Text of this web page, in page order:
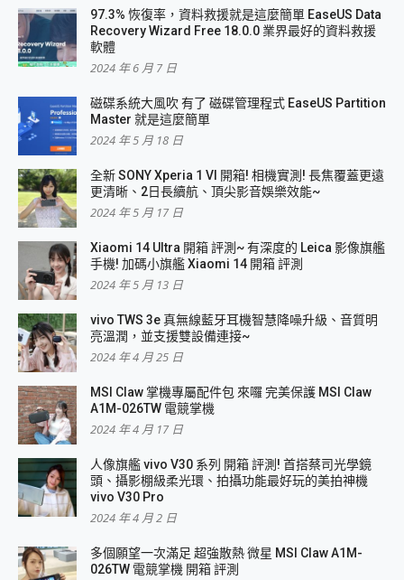
97.3% 恢復率，資料救援就是這麼簡單 EaseUS Data
Recovery Wizard Free 18.0.0 業界最好的資料救援
軟體
2024 年 6 月 7 日
磁碟系統大風吹 有了 磁碟管理程式 EaseUS Partition
Master 就是這麼簡單
2024 年 5 月 18 日
全新 SONY Xperia 1 VI 開箱! 相機實測! 長焦覆蓋更遠
更清晰、2日長續航、頂尖影音娛樂效能~
2024 年 5 月 17 日
Xiaomi 14 Ultra 開箱 評測~ 有深度的 Leica 影像旗艦
手機! 加碼小旗艦 Xiaomi 14 開箱 評測
2024 年 5 月 13 日
vivo TWS 3e 真無線藍牙耳機智慧降噪升級、音質明
亮溫潤，並支援雙設備連接~
2024 年 4 月 25 日
MSI Claw 掌機專屬配件包 來囉 完美保護 MSI Claw
A1M-026TW 電競掌機
2024 年 4 月 17 日
人像旗艦 vivo V30 系列 開箱 評測! 首搭蔡司光學鏡
頭、攝影棚級柔光環、拍攝功能最好玩的美拍神機
vivo V30 Pro
2024 年 4 月 2 日
多個願望一次滿足 超強散熱 微星 MSI Claw A1M-
026TW 電競掌機 開箱 評測